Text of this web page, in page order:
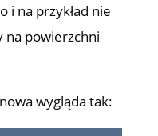
i na przykład nie
na powierzchni
wygląda tak: